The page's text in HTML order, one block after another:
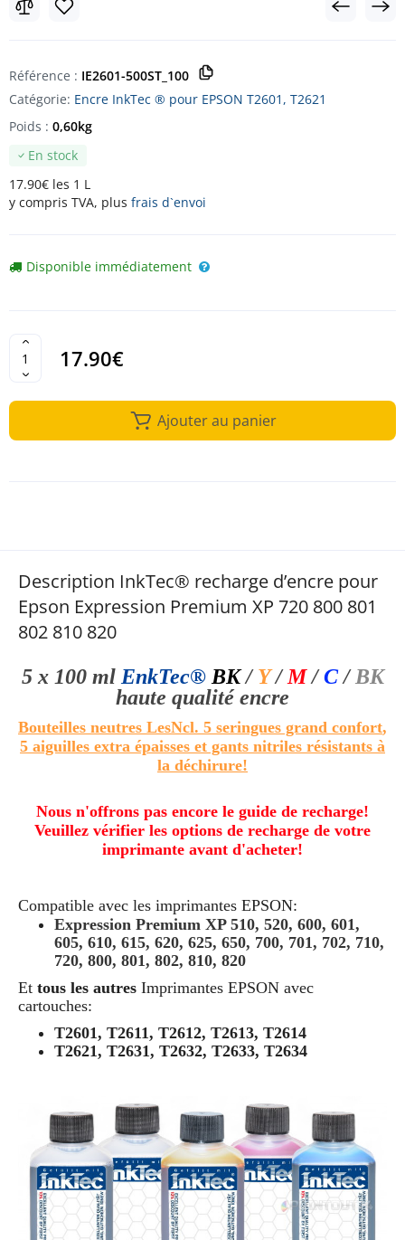
Référence : IE2601-500ST_100
Catégorie: Encre InkTec ® pour EPSON T2601, T2621
En stock
17.90€ les 1 L
y compris TVA, plus frais d`envoi
Poids : 0,60kg
Disponible immédiatement
17.90€
Ajouter au panier
Description InkTec® recharge d’encre pour
Epson Expression Premium XP 720 800 801
802 810 820
5 x 100 ml EnkTec® BK / Y/M/C/ BK
haute qualitéencre
Bouteilles neutres LesNcl. 5 seringues grand confort,
5 aiguilles extra épaisses et gants nitriles résistants à
la déchirure!
Nous n'offrons pas encore le guide de recharge!
Veuillez vérifier les options de recharge de votre
imprimante avant d'acheter!
Compatible avec les imprimantes EPSON:
Expression Premium XP 510, 520, 600, 601,
605, 610, 615, 620, 625, 650, 700, 701, 702, 710,
720, 800, 801, 802, 810, 820
Et tous les autres Imprimantes EPSON avec
cartouches:
T2601, T2611, T2612, T2613, T2614
T2621, T2631, T2632, T2633, T2634